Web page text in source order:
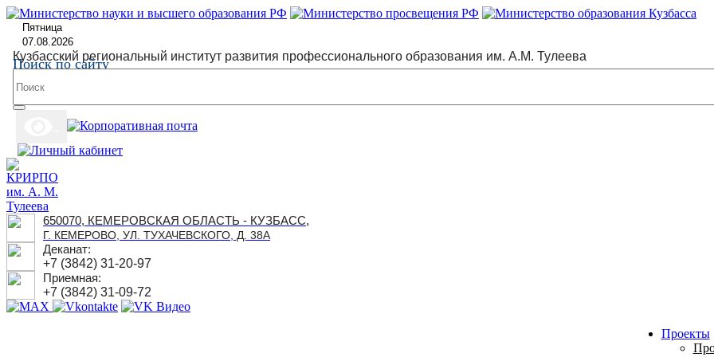
Пятница
07.08.2026
Кузбасский региональный институт развития профессионального образования им. А.М. Тулеева
Поиск по сайту
650070, КЕМЕРОВСКАЯ ОБЛАСТЬ - КУЗБАСС,
Г. КЕМЕРОВО, УЛ. ТУХАЧЕВСКОГО, Д. 38А
Деканат:
+7 (3842) 31-20-97
Приемная:
+7 (3842) 31-09-72
Проекты